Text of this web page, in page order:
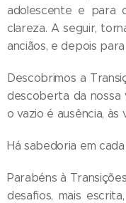
adolescente e para
clareza. A seguir,
anciãos, e depois
Descobrimos a
descoberta da nossa
o vazio é ausência,
Há sabedoria em
Parabéns à
desafios, mais